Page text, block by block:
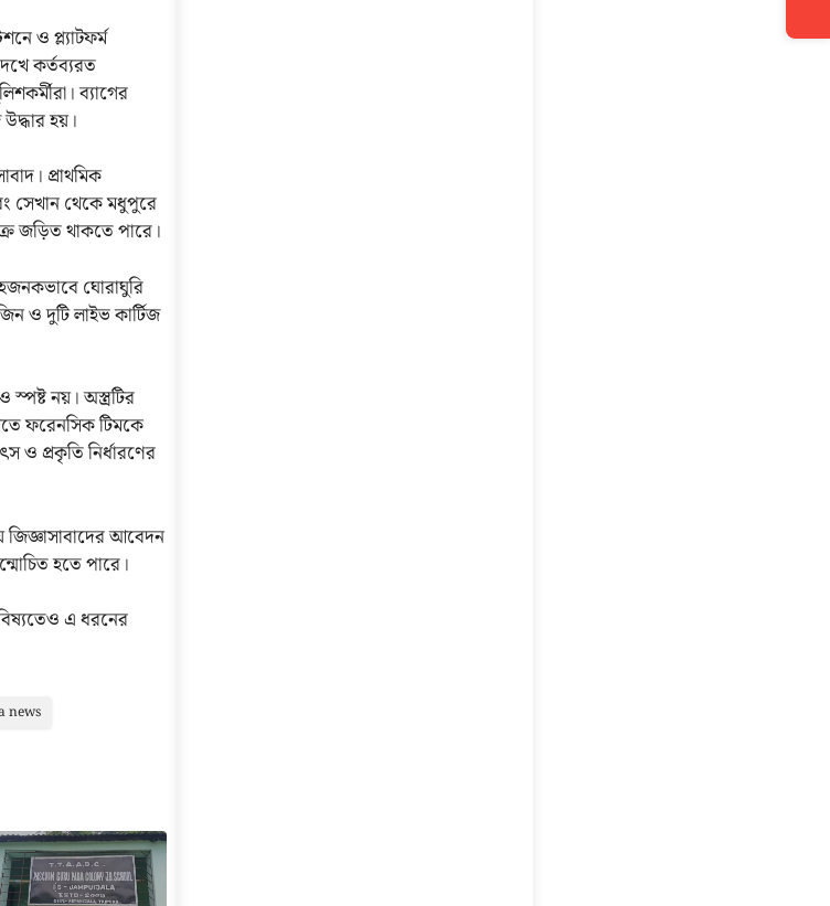
ও প্ল্যাটফর্ম
কর্তব্যরত
ব্যাগের
হয়।
প্রাথমিক
সেখান থেকে মধুপুরে
জড়িত থাকতে পারে।
ঘোরাঘুরি
ও দুটি লাইভ কার্টিজ
নয়। অস্ত্রটির
ফরেনসিক টিমকে
ও প্রকৃতি নির্ধারণের
আবেদন
হতে পারে।
এ ধরনের
news